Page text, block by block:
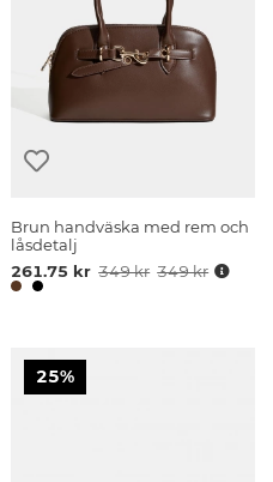
Brun handväska med rem och
låsdetalj
261.75 kr 349 kr 349 kr
25%